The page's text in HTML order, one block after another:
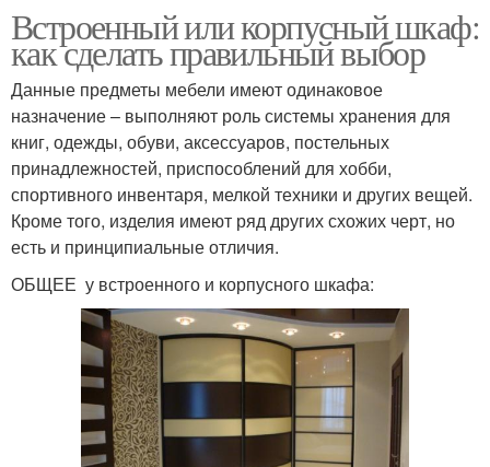
Встроенный или корпусный шкаф:
как сделать правильный выбор
Данные предметы мебели имеют одинаковое
назначение – выполняют роль системы хранения для
книг, одежды, обуви, аксессуаров, постельных
принадлежностей, приспособлений для хобби,
спортивного инвентаря, мелкой техники и других вещей.
Кроме того, изделия имеют ряд других схожих черт, но
есть и принципиальные отличия.
ОБЩЕЕ у встроенного и корпусного шкафа: